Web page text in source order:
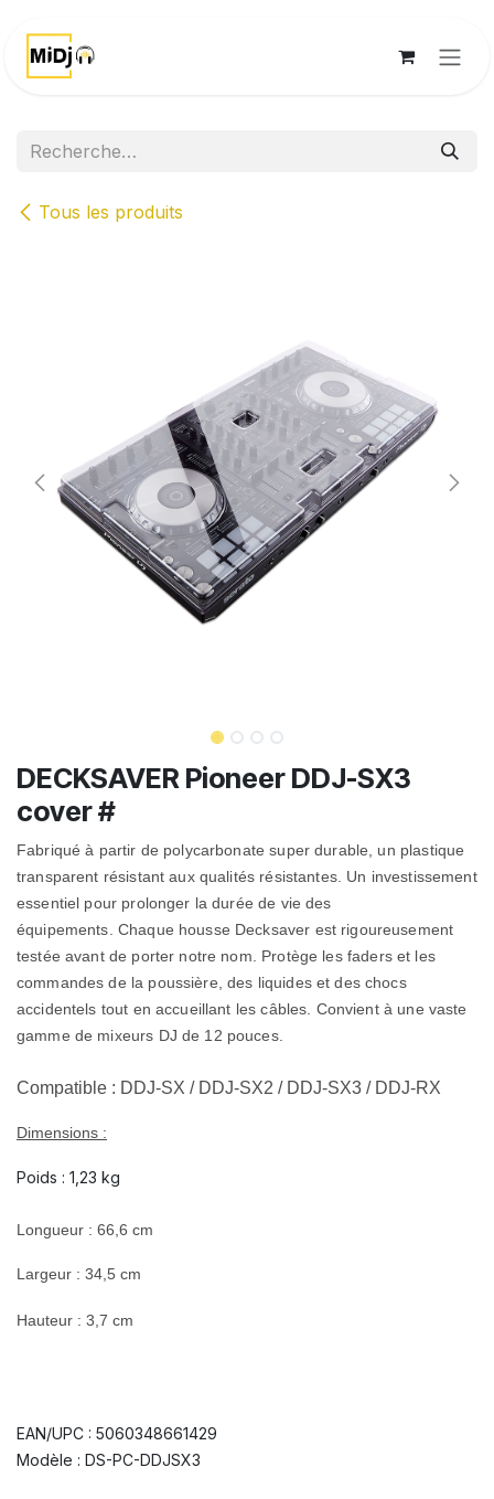
Tous les produits
DECKSAVER Pioneer DDJ-SX3
cover #
Fabriqué à partir de polycarbonate super durable, un plastique
transparent résistant aux qualités résistantes. Un investissement
essentiel pour prolonger la durée de vie des
équipements. Chaque housse Decksaver est rigoureusement
testée avant de porter notre nom. Protège les faders et les
commandes de la poussière, des liquides et des chocs
accidentels tout en accueillant les câbles. Convient à une vaste
gamme de mixeurs DJ de 12 pouces.
Compatible : DDJ-SX / DDJ-SX2 / DDJ-SX3 / DDJ-RX
Dimensions :
Poids : 1,23 kg
Longueur : 66,6 cm
Largeur : 34,5 cm
Hauteur : 3,7 cm
EAN/UPC : 5060348661429
Modèle : DS-PC-DDJSX3